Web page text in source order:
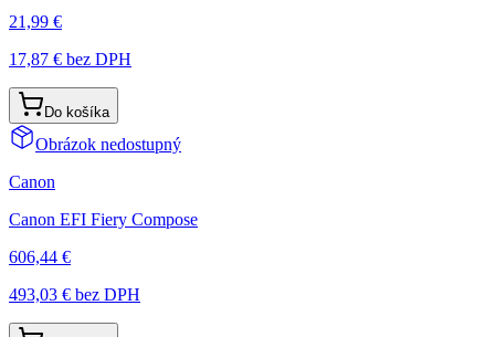
21,99 €
17,87 € bez DPH
Do košíka
Obrázok nedostupný
Canon
Canon EFI Fiery Compose
606,44 €
493,03 € bez DPH